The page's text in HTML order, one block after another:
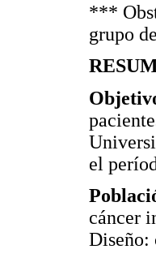
***
grupo
el
cáncer
Diseño: